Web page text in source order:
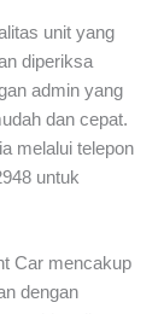
unit yang
diperiksa
admin yang
dan cepat.
melalui telepon
untuk
Car mencakup
dengan